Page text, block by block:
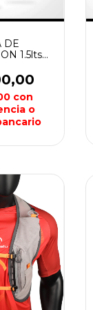
DE
1.5lts
con
o